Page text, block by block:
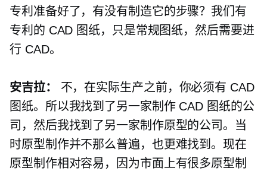
专利准备好了，有没有制造它的步骤？我们有
专利的 CAD 图纸，只是常规图纸，然后需要进
行 CAD。
安吉拉：
不，在实际生产之前，你必须有 CAD
图纸。所以我找到了另一家制作 CAD 图纸的公
司，然后我找到了另一家制作原型的公司。当
时原型制作并不那么普遍，也更难找到。现在
原型制作相对容易，因为市面上有很多原型制